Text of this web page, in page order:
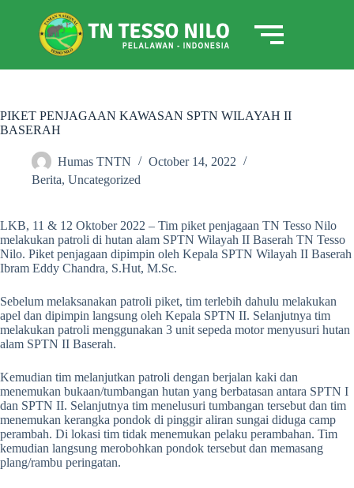
PIKET PENJAGAAN KAWASAN SPTN WILAYAH II
BASERAH
Humas TNTN
October 14, 2022
Berita, Uncategorized
LKB, 11 & 12 Oktober 2022 – Tim piket penjagaan TN Tesso Nilo
melakukan patroli di hutan alam SPTN Wilayah II Baserah TN Tesso
Nilo. Piket penjagaan dipimpin oleh Kepala SPTN Wilayah II Baserah
Ibram Eddy Chandra, S.Hut, M.Sc.
Sebelum melaksanakan patroli piket, tim terlebih dahulu melakukan
apel dan dipimpin langsung oleh Kepala SPTN II. Selanjutnya tim
melakukan patroli menggunakan 3 unit sepeda motor menyusuri hutan
alam SPTN II Baserah.
Kemudian tim melanjutkan patroli dengan berjalan kaki dan
menemukan bukaan/tumbangan hutan yang berbatasan antara SPTN I
dan SPTN II. Selanjutnya tim menelusuri tumbangan tersebut dan tim
menemukan kerangka pondok di pinggir aliran sungai diduga camp
perambah. Di lokasi tim tidak menemukan pelaku perambahan. Tim
kemudian langsung merobohkan pondok tersebut dan memasang
plang/rambu peringatan.